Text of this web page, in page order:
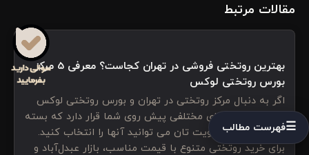
مقالات مرتبط
بهترین روتختی فروشی در تهران کجاست؟ معرفی 5 مرکز
بورس روتختی لوکس
اگر به دنبال مرکز روتختی در تهران و بورس روتختی لوکس
هستید، گزینه‌های مختلفی پیش روی شما قرار دارد که بسته
به نوع خرید و اولویت تان می توانید آنها را انتخاب کنید.
برای خرید روتختی متنوع با قیمت مناسب، بازار عبدل‌آباد و
☰فهرست مطالب